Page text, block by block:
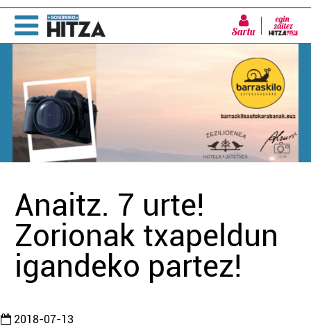
Sartu
Anaitz. 7 urte!
Zorionak txapeldun
igandeko partez!
2018-07-13